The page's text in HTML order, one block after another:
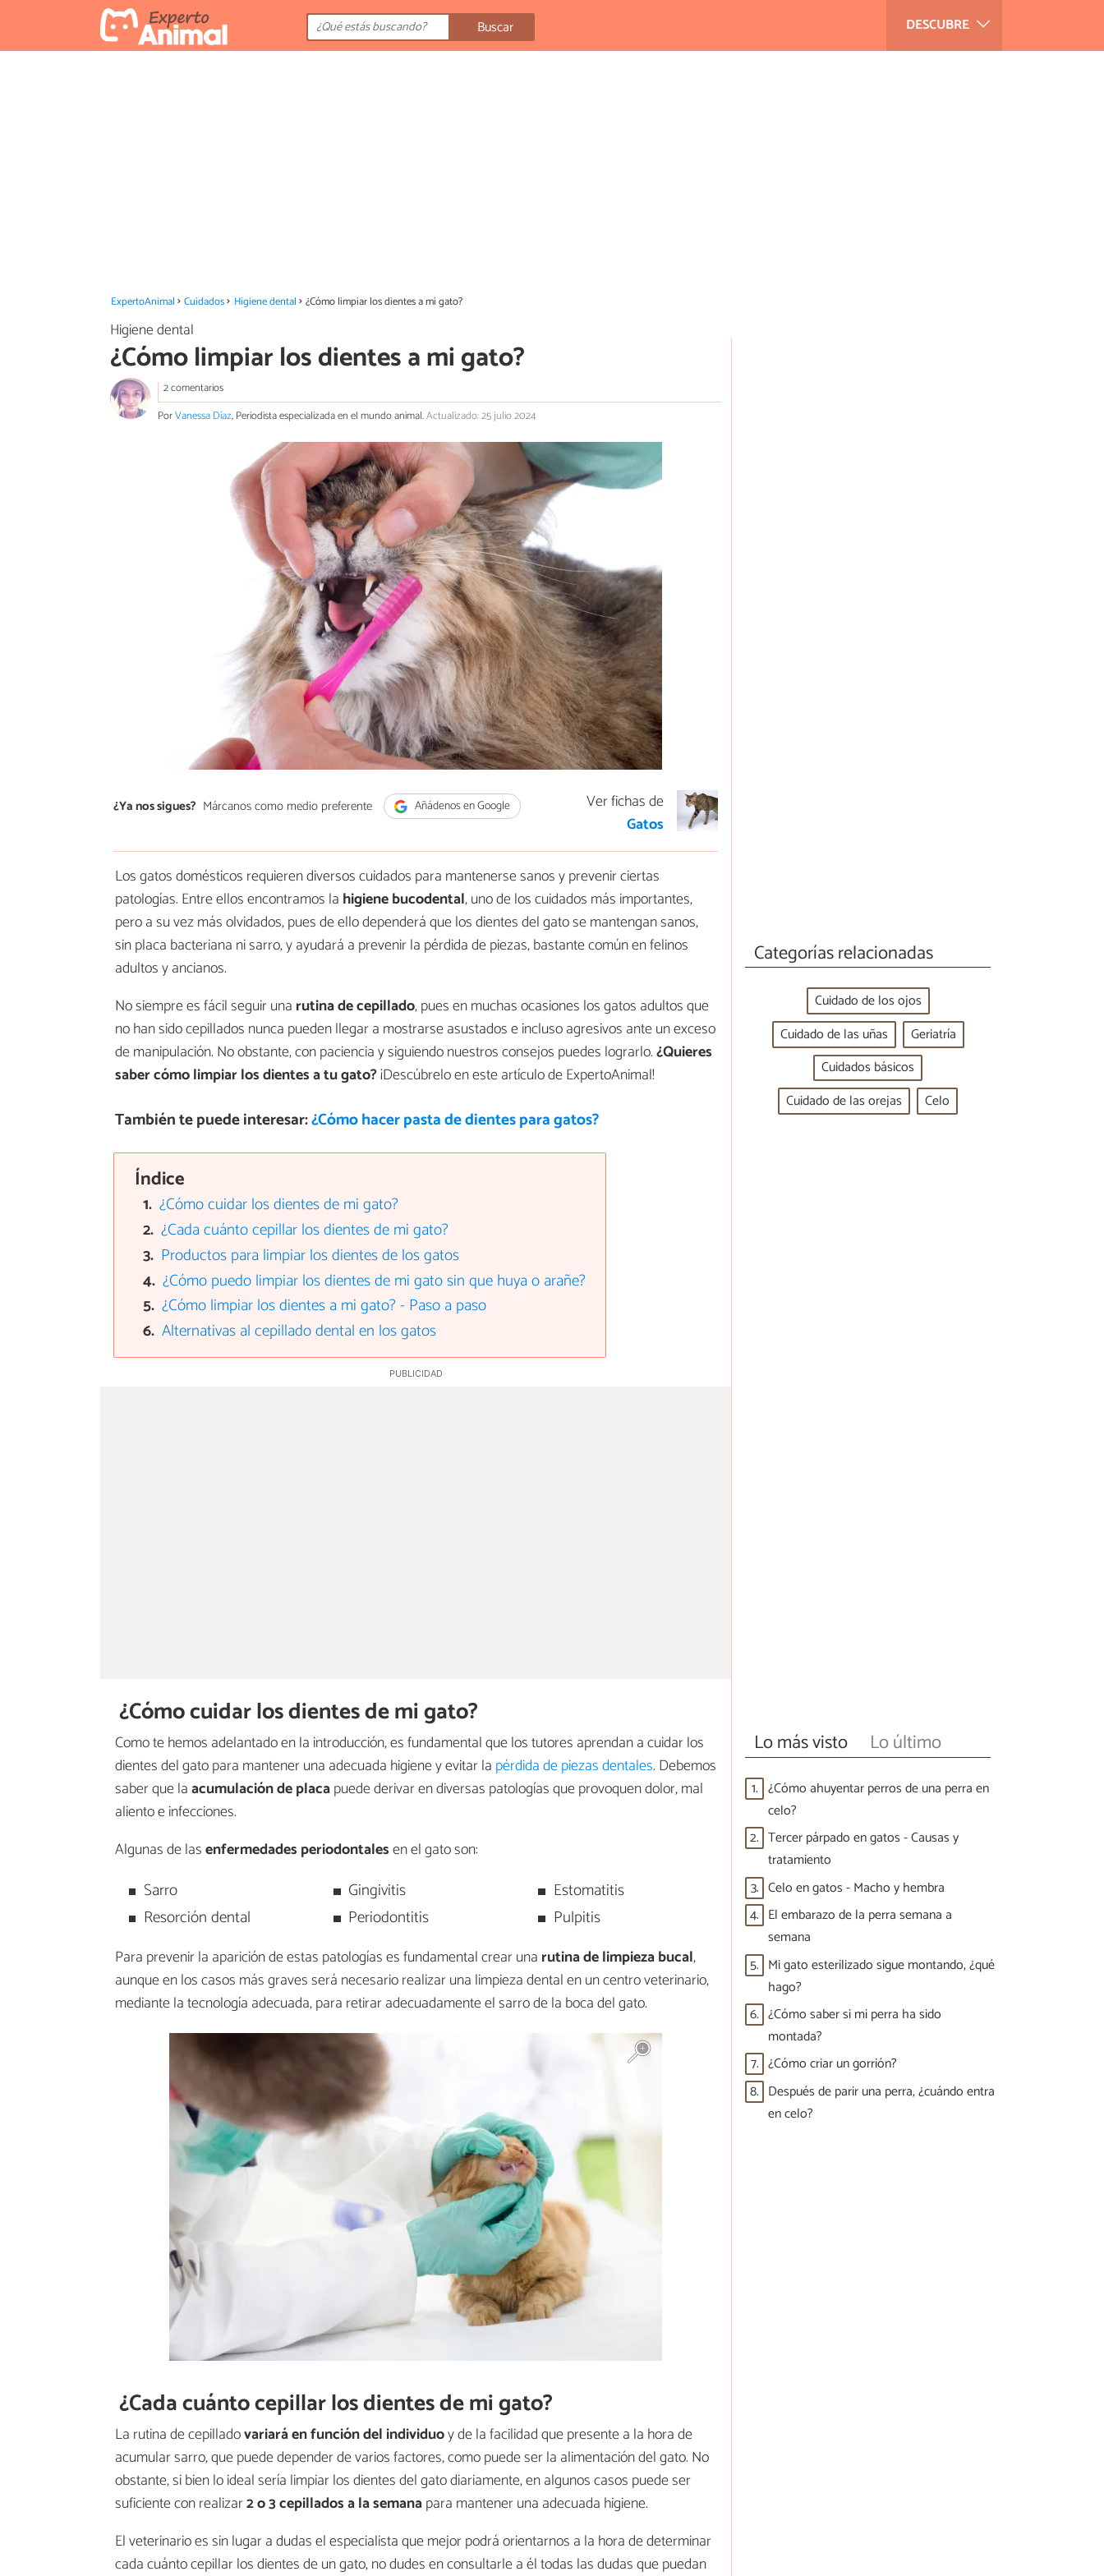
DESCUBRE
Buscar
ExpertoAnimal Cuidados Higiene dental ¿Cómo limpiar los dientes a mi gato?
Higiene dental
¿Cómo limpiar los dientes a mi gato?
2 comentarios
PorVanessa Díaz, Periodista especializada en el mundo animal.Actualizado: 25 julio 2024
¿Ya nos sigues? Márcanos como medio preferente Añádenos en Google
Ver fichas de
Gatos
Los gatos domésticos requieren diversos cuidados para mantenerse sanos y prevenir ciertas
patologías. Entre ellos encontramos la higiene bucodental, uno de los cuidados más importantes,
pero a su vez más olvidados, pues de ello dependerá que los dientes del gato se mantengan sanos,
sin placa bacteriana ni sarro, y ayudará a prevenir la pérdida de piezas, bastante común en felinos
adultos y ancianos.
No siempre es fácil seguir una rutina de cepillado, pues en muchas ocasiones los gatos adultos que
no han sido cepillados nunca pueden llegar a mostrarse asustados e incluso agresivos ante un exceso
de manipulación. No obstante, con paciencia y siguiendo nuestros consejos puedes lograrlo.¿Quieres
saber cómo limpiar los dientes a tu gato?¡Descúbrelo en este artículo de ExpertoAnimal!
También te puede interesar:¿Cómo hacer pasta de dientes para gatos?
Índice
¿Cómo cuidar los dientes de mi gato?
¿Cada cuánto cepillar los dientes de mi gato?
Productos para limpiar los dientes de los gatos
¿Cómo puedo limpiar los dientes de mi gato sin que huya o arañe?
¿Cómo limpiar los dientes a mi gato? - Paso a paso
Alternativas al cepillado dental en los gatos
¿Cómo cuidar los dientes de mi gato?
Como te hemos adelantado en la introducción, es fundamental que los tutores aprendan a cuidar los
dientes del gato para mantener una adecuada higiene y evitar la pérdida de piezas dentales. Debemos
saber que laacumulación de placapuede derivar en diversas patologías que provoquen dolor, mal
aliento e infecciones.
Algunas de lasenfermedades periodontalesen el gato son:
Sarro
Resorción dental
Gingivitis
Periodontitis
Estomatitis
Pulpitis
Para prevenir la aparición de estas patologías es fundamental crear una rutina de limpieza bucal,
aunque en los casos más graves será necesario realizar una limpieza dental en un centro veterinario,
mediante la tecnología adecuada, para retirar adecuadamente el sarro de la boca del gato.
¿Cada cuánto cepillar los dientes de mi gato?
La rutina de cepilladovariará en función del individuoy de la facilidad que presente a la hora de
acumular sarro, que puede depender de varios factores, como puede ser la alimentación del gato. No
obstante, si bien lo ideal sería limpiar los dientes del gato diariamente, en algunos casos puede ser
suficiente con realizar2 o 3 cepillados a la semanapara mantener una adecuada higiene.
El veterinario es sin lugar a dudas el especialista que mejor podrá orientarnos a la hora de determinar
cada cuánto cepillar los dientes de un gato, no dudes en consultarle a él todas las dudas que puedan
Categorías relacionadas
Cuidado de los ojos
Cuidado de las uñas
Geriatría
Cuidados básicos
Cuidado de las orejas
Celo
Lo más visto Lo último
1. ¿Cómo ahuyentar perros de una perra en
celo?
2. Tercer párpado en gatos - Causas y
tratamiento
3. Celo en gatos - Macho y hembra
4. El embarazo de la perra semana a
semana
5. Mi gato esterilizado sigue montando, ¿qué
hago?
6. ¿Cómo saber si mi perra ha sido
montada?
7. ¿Cómo criar un gorrión?
8. Después de parir una perra, ¿cuándo entra
en celo?